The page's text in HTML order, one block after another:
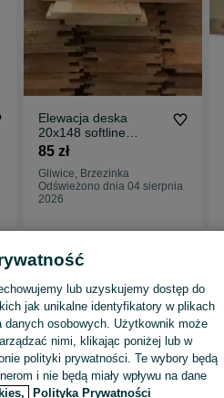
Elewacja deska
20x148 softline
modrzew syberyjski
85 zł
Gliwice, Brzezinka
Odświeżono dnia 04 sierpnia
2026
Ściany i elewacje
Wyświetlenia:
lub uzyskujemy dostęp do
jak unikalne identyfikatory w plikach
danych osobowych. Użytkownik może
nimi, klikając poniżej lub w
polityki prywatności. Te wybory będą
i nie będą miały wpływu na dane
Polityka Prywatności